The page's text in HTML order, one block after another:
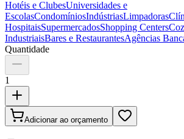
Hotéis e ClubesUniversidades e
EscolasCondomíniosIndústriasLimpadoras
HospitaisSupermercadosShopping Centers
IndustriaisBares e RestaurantesAgências
Quantidade
1
Adicionar ao orçamento